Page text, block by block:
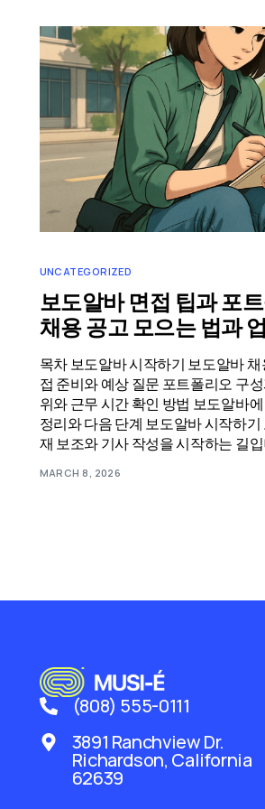
UNCATEGORIZED
보도알바 면접 팁과 포
채용 공고 모으는 법과
목차 보도알바 시작하기 보도알바
접 준비와 예상 질문 포트폴리오 구
위와 근무 시간 확인 방법 보도알바
정리와 다음 단계 보도알바 시작하
재 보조와 기사 작성을 시작하는 길
MARCH 8, 2026
(808) 555-0111
3891 Ranchview Dr.
Richardson, California
62639